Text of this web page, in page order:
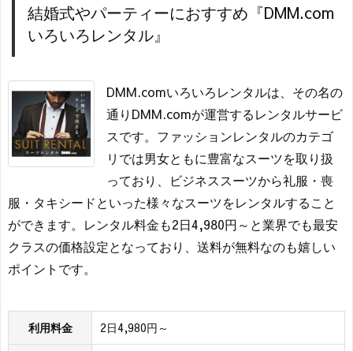
結婚式やパーティーにおすすめ『DMM.com
いろいろレンタル』
DMM.comいろいろレンタルは、その名の
通りDMM.comが運営するレンタルサービ
スです。ファッションレンタルのカテゴ
リでは男女ともに豊富なスーツを取り扱
っており、ビジネススーツから礼服・喪
服・タキシードといった様々なスーツをレンタルすること
ができます。レンタル料金も2日4,980円～と業界でも最安
クラスの価格設定となっており、送料が無料なのも嬉しい
ポイントです。
利用料金 2日4,980円～